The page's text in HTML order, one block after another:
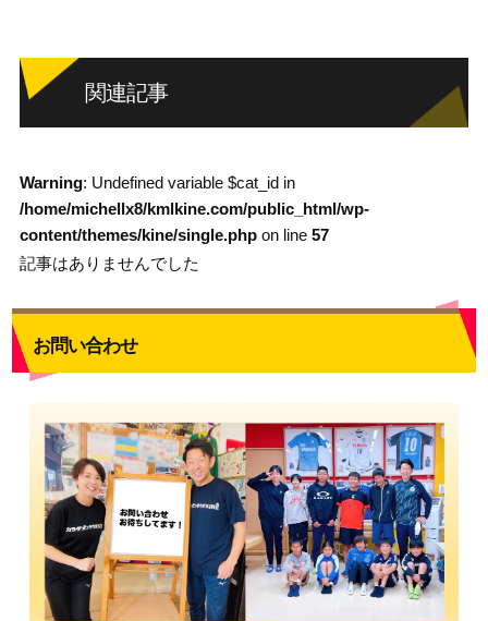
関連記事
Warning: Undefined variable $cat_id in
/home/michellx8/kmlkine.com/public_html/wp-
content/themes/kine/single.phpon line 57
記事はありませんでした
お問い合わせ